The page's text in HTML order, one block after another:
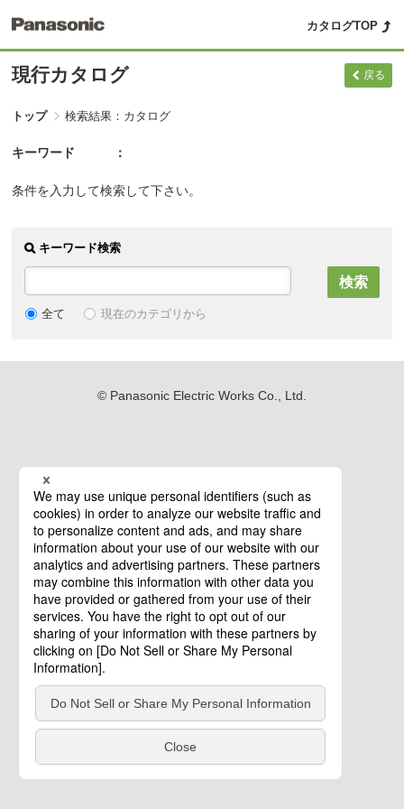
カタログTOP
現行カタログ 戻る
トップ 検索結果：カタログ
キーワード
条件を入力して検索して下さい。
キーワード検索
全て 現在のカテゴリから
© Panasonic Electric Works Co., Ltd.